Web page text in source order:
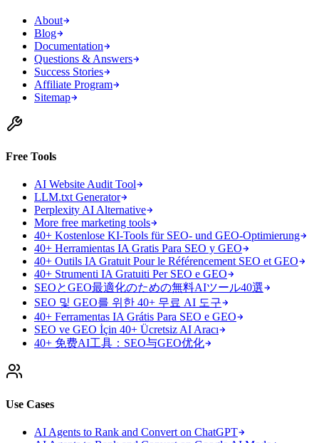
About
Blog
Documentation
Questions & Answers
Success Stories
Affiliate Program
Sitemap
Free Tools
AI Website Audit Tool
LLM.txt Generator
Perplexity AI Alternative
More free marketing tools
40+ Kostenlose KI-Tools für SEO- und GEO-Optimierung
40+ Herramientas IA Gratis Para SEO y GEO
40+ Outils IA Gratuit Pour le Référencement SEO et GEO
40+ Strumenti IA Gratuiti Per SEO e GEO
SEOとGEO最適化のための無料AIツール40選
SEO 및 GEO를 위한 40+ 무료 AI 도구
40+ Ferramentas IA Grátis Para SEO e GEO
SEO ve GEO İçin 40+ Ücretsiz AI Aracı
40+ 免费AI工具：SEO与GEO优化
Use Cases
AI Agents to Rank and Convert on ChatGPT